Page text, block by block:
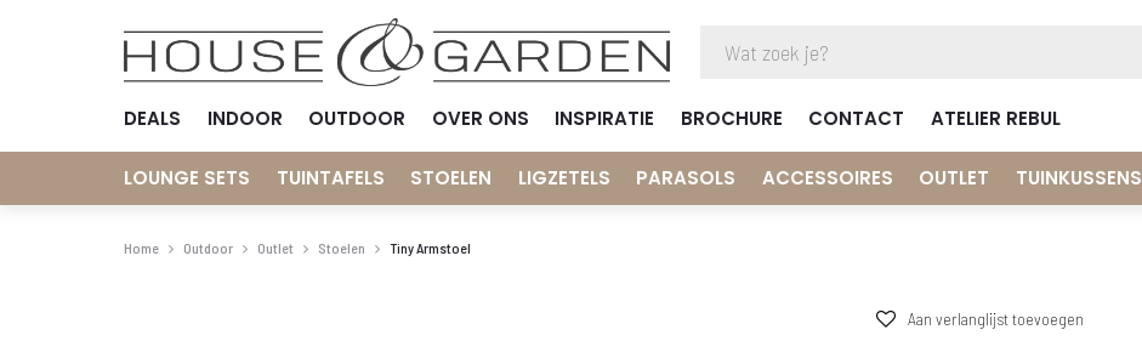
DEALS INDOOR OUTDOOR OVER ONS INSPIRATIE BROCHURE CONTACT ATELIER REBUL
LOUNGE SETS TUINTAFELS STOELEN LIGZETELS PARASOLS ACCESSOIRES OUTLET TUINKUSSENS
Home Outdoor Outlet Stoelen Tiny Armstoel
Aan verlanglijst toevoegen